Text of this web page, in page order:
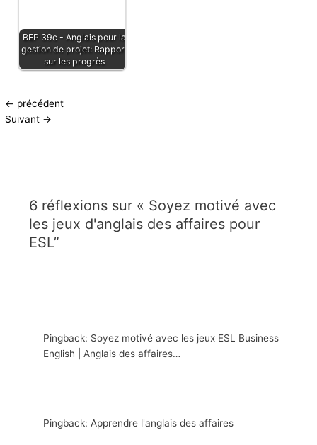
BEP 39c - Anglais pour la
gestion de projet: Rapport
sur les progrès
← précédent
Suivant →
6 réflexions sur « Soyez motivé avec
les jeux d'anglais des affaires pour
ESL”
Pingback: Soyez motivé avec les jeux ESL Business
English | Anglais des affaires…
Pingback: Apprendre l'anglais des affaires